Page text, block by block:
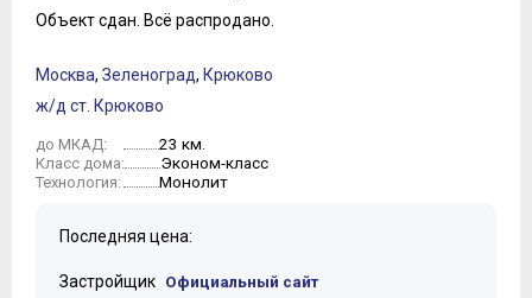
Объект сдан. Всё распродано.
Москва, Зеленоград, Крюково
ж/д ст. Крюково
до МКАД: 23 км.
Класс дома: Эконом-класс
Технология: Монолит
Последняя цена:
Застройщик Официальный сайт